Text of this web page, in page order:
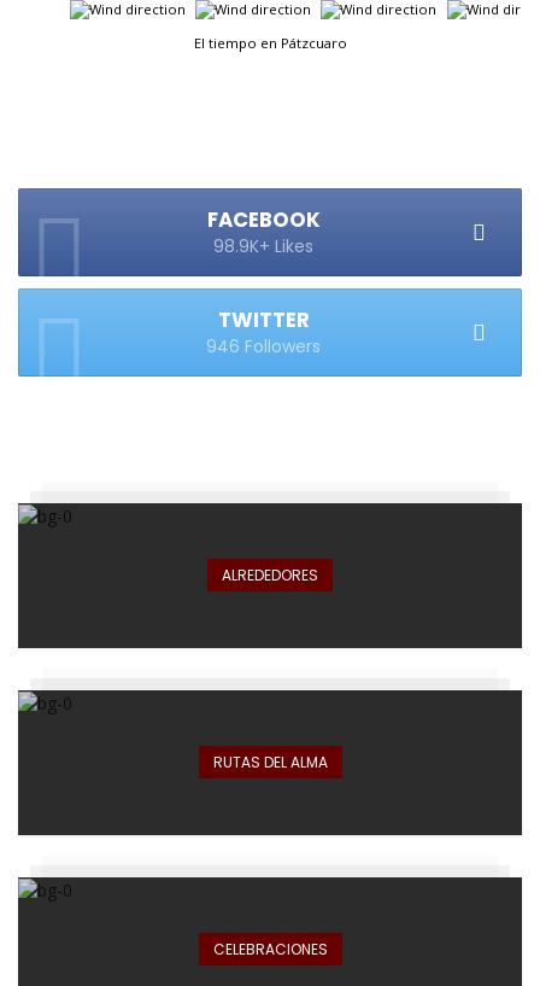
- - - -
El tiempo en Pátzcuaro
FACEBOOK
98.9K+ Likes
TWITTER
946 Followers
ALREDEDORES
RUTAS DEL ALMA
CELEBRACIONES